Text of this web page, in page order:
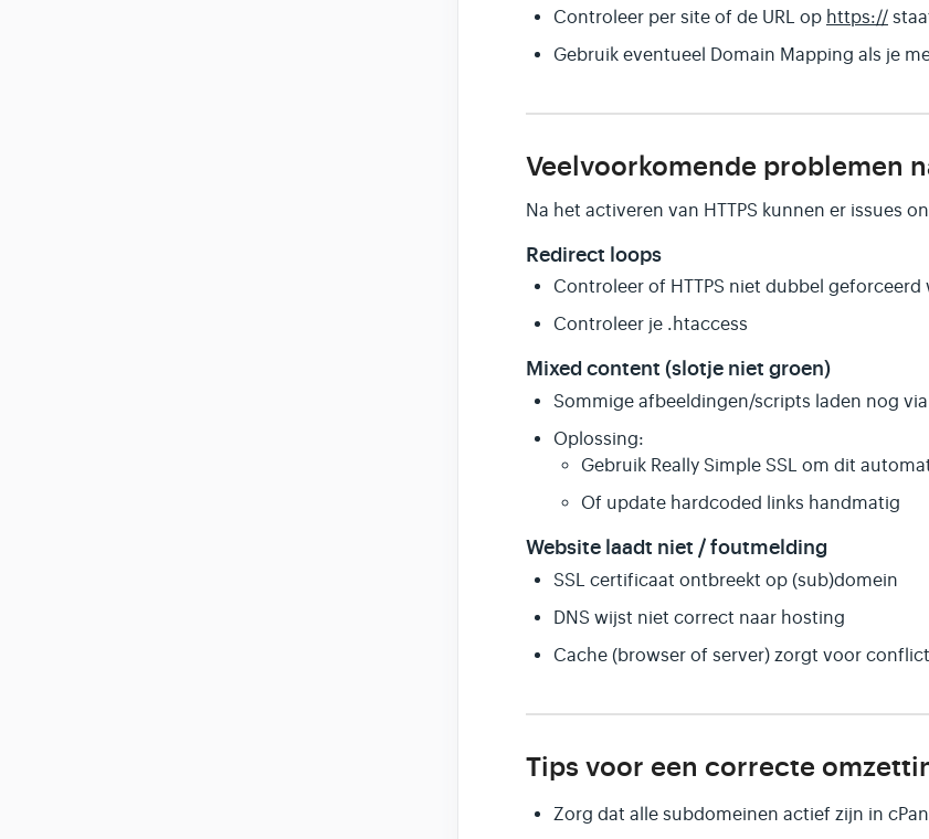
Controleer per site of de URL op https://
Gebruik eventueel Domain Mapping als je
Veelvoorkomende problemen
Na het activeren van HTTPS kunnen er issues
Redirect loops
Controleer of HTTPS niet dubbel
Controleer je .htaccess
Mixed content (slotje niet groen)
Sommige afbeeldingen/scripts laden nog via
Oplossing:
Gebruik Really Simple SSL om dit
Of update hardcoded links handmatig
Website laadt niet / foutmelding
SSL certificaat ontbreekt op (sub)domein
DNS wijst niet correct naar hosting
Cache (browser of server) zorgt voor conflict
Tips voor een correcte
Zorg dat alle subdomeinen actief zijn in